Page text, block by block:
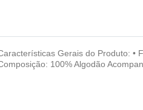
Gerais do Produto: •
100% Algodão